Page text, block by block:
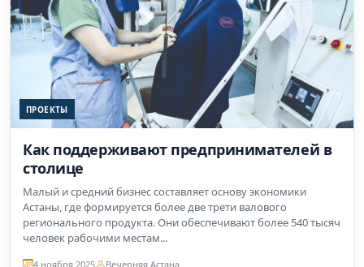
ПРОЕКТЫ
Как поддерживают предпринимателей в
столице
Малый и средний бизнес составляет основу экономики
Астаны, где формируется более две трети валового
регионального продукта. Они обеспечивают более 540 тысяч
человек рабочими местам...
4 ноября 2025 Вечерняя Астана